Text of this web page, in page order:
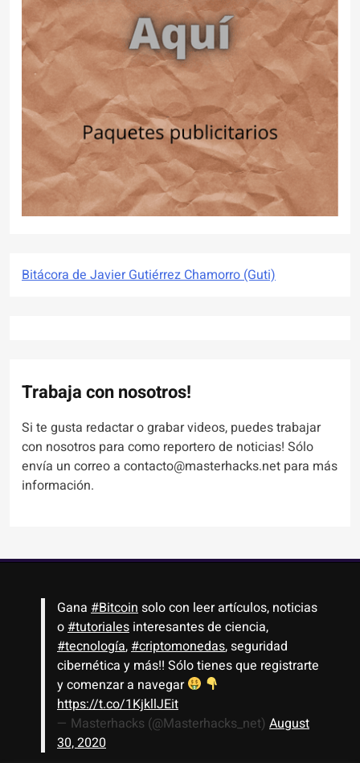
Bitácora de Javier Gutiérrez Chamorro (Guti)
Trabaja con nosotros!
Si te gusta redactar o grabar videos, puedes trabajar
con nosotros para como reportero de noticias! Sólo
envía un correo a contacto@masterhacks.net para más
información.
Gana #Bitcoin solo con leer artículos, noticias
o #tutoriales interesantes de ciencia,
#tecnología, #criptomonedas, seguridad
cibernética y más!! Sólo tienes que registrarte
y comenzar a navegar
https://t.co/1KjkllJEit
— Masterhacks (@Masterhacks_net) August
30, 2020